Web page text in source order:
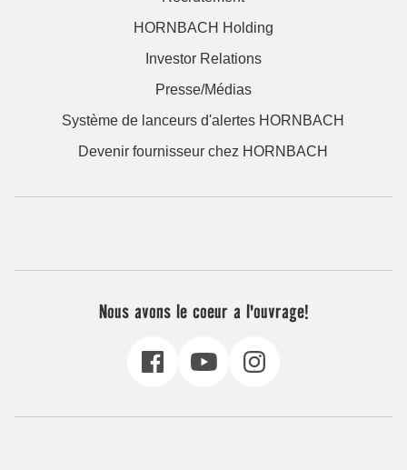
HORNBACH Holding
Investor Relations
Presse/Médias
Système de lanceurs d'alertes HORNBACH
Devenir fournisseur chez HORNBACH
Nous avons le coeur a l'ouvrage!